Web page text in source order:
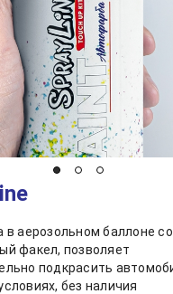
в аерозольном баллоне
факел, позволяет
подкрасить
без наличия